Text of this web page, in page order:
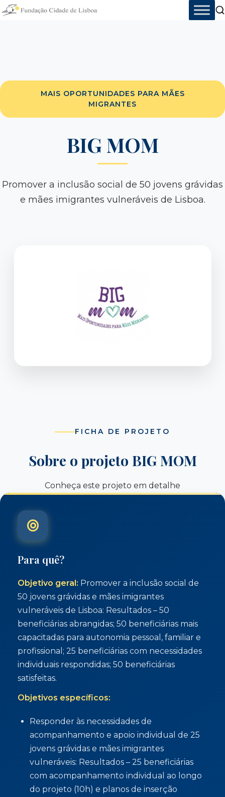
Skip
to
MAIS OPORTUNIDADES PARA MÃES
MIGRANTES
BIG MOM
Promover a inclusão social de 50 jovens grávidas
e mães imigrantes vulneráveis de Lisboa.
FICHA DE PROJETO
Sobre o projeto BIG MOM
Conheça este projeto em detalhe
Para quê?
Objetivo geral: Promover a inclusão social de
50 jovens grávidas e mães imigrantes
vulneráveis de Lisboa: Resultados – 50
beneficiárias abrangidas; 50 beneficiárias mais
capacitadas para autonomia pessoal, familiar e
profissional; 25 beneficiárias com necessidades
individuais respondidas; 50 beneficiárias
satisfeitas.
Objetivos específicos:
Responder às necessidades de
acompanhamento e apoio individual de 25
jovens grávidas e mães imigrantes
vulneráveis: Resultados – 25 beneficiárias
com acompanhamento individual ao longo
do projeto (10h) e planos de inserção